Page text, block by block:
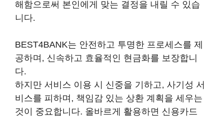
해함으로써 본인에게 맞는 결정을 내릴 수 있습
니다.
BEST4BANK는 안전하고 투명한 프로세스를 제
공하며, 신속하고 효율적인 현금화를 보장합니
다.
하지만 서비스 이용 시 신중을 기하고, 사기성 서
비스를 피하며, 책임감 있는 상환 계획을 세우는
것이 중요합니다. 올바르게 활용하면 신용카드